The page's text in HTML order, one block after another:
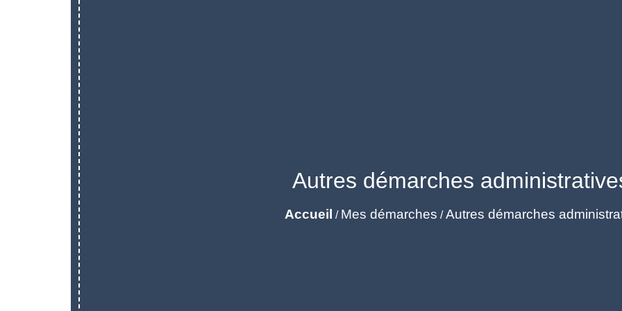
Autres démarches
Accueil / Mes démarches /Autres démarches